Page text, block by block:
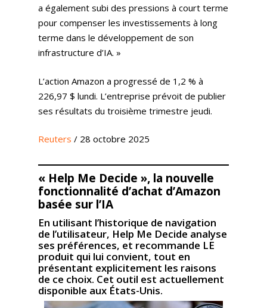
a également subi des pressions à court terme
pour compenser les investissements à long
terme dans le développement de son
infrastructure d’IA. »
L’action Amazon a progressé de 1,2 % à
226,97 $ lundi. L’entreprise prévoit de publier
ses résultats du troisième trimestre jeudi.
Reuters / 28 octobre 2025
« Help Me Decide », la nouvelle
fonctionnalité d’achat d’Amazon
basée sur l’IA
En utilisant l’historique de navigation
de l’utilisateur, Help Me Decide analyse
ses préférences, et recommande LE
produit qui lui convient, tout en
présentant explicitement les raisons
de ce choix. Cet outil est actuellement
disponible aux États-Unis.